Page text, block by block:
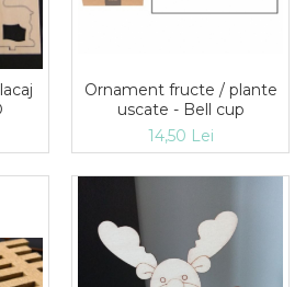
Ornament fructe / plante
uscate - Bell cup
14,50 Lei